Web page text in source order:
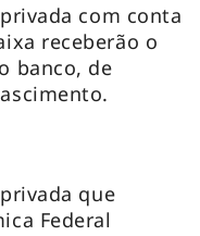
com conta
receberão o
banco, de
que
Federal